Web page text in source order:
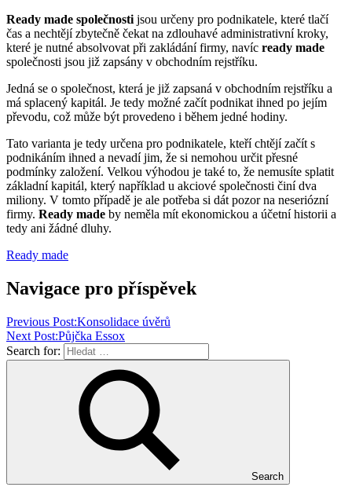
Ready made společnosti jsou určeny pro podnikatele, které tlačí
čas a nechtějí zbytečně čekat na zdlouhavé administrativní kroky,
které je nutné absolvovat při zakládání firmy, navíc ready made
společnosti jsou již zapsány v obchodním rejstříku.
Jedná se o společnost, která je již zapsaná v obchodním rejstříku a
má splacený kapitál. Je tedy možné začít podnikat ihned po jejím
převodu, což může být provedeno i během jedné hodiny.
Tato varianta je tedy určena pro podnikatele, kteří chtějí začít s
podnikáním ihned a nevadí jim, že si nemohou určit přesné
podmínky založení. Velkou výhodou je také to, že nemusíte splatit
základní kapitál, který například u akciové společnosti činí dva
miliony. V tomto případě je ale potřeba si dát pozor na neseriózní
firmy. Ready made by neměla mít ekonomickou a účetní historii a
tedy ani žádné dluhy.
Ready made
Navigace pro příspěvek
Previous Post:Konsolidace úvěrů
Next Post:Půjčka Essox
Search for:
Search